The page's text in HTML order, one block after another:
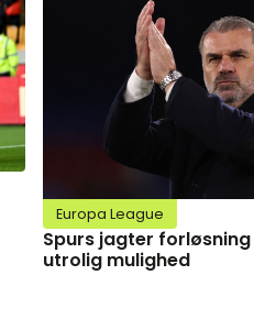
Europa League
Spurs jagter forløsning
utrolig mulighed